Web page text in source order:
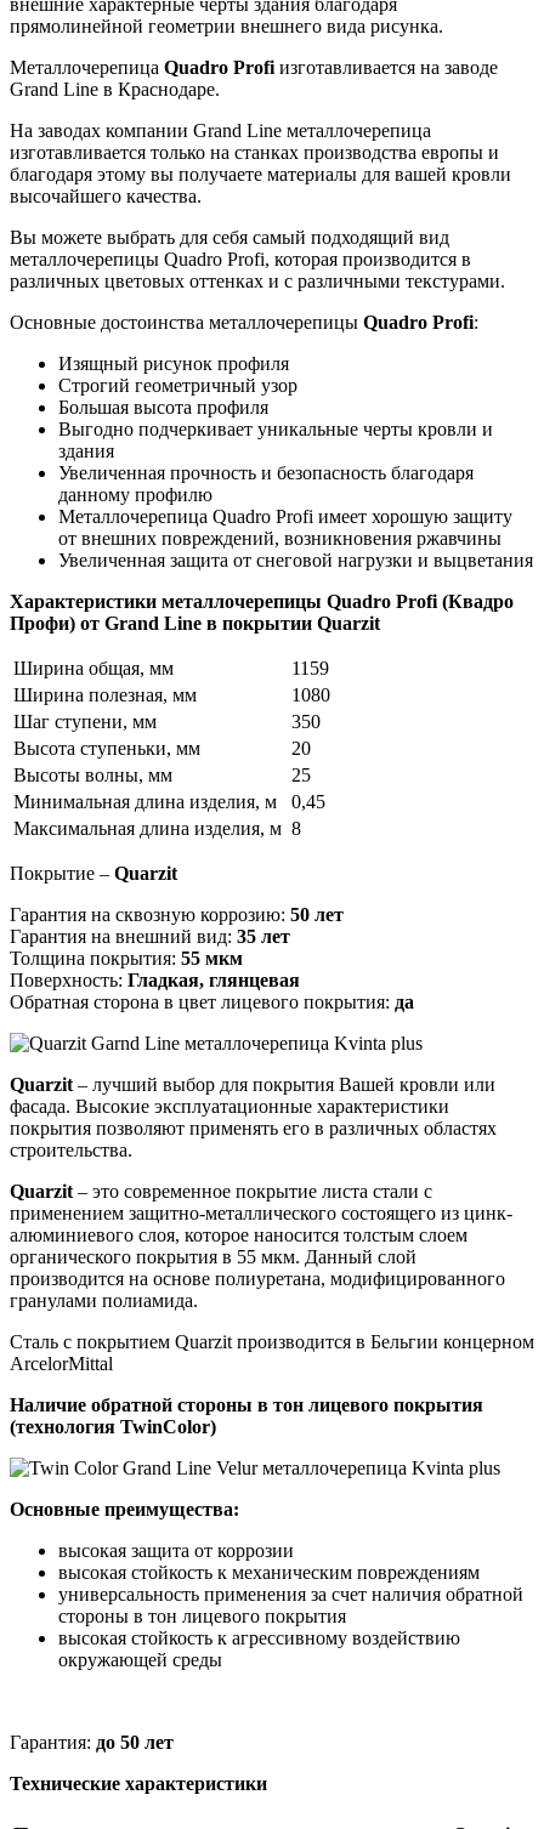
внешние характерные черты здания благодаря
прямолинейной геометрии внешнего вида рисунка.
Металлочерепица Quadro Profi изготавливается на заводе
Grand Line в Краснодаре.
На заводах компании Grand Line металлочерепица
изготавливается только на станках производства европы и
благодаря этому вы получаете материалы для вашей кровли
высочайшего качества.
Вы можете выбрать для себя самый подходящий вид
металлочерепицы Quadro Profi, которая производится в
различных цветовых оттенках и с различными текстурами.
Основные достоинства металлочерепицы Quadro Profi:
Изящный рисунок профиля
Строгий геометричный узор
Большая высота профиля
Выгодно подчеркивает уникальные черты кровли и
здания
Увеличенная прочность и безопасность благодаря
данному профилю
Металлочерепица Quadro Profi имеет хорошую защиту
от внешних повреждений, возникновения ржавчины
Увеличенная защита от снеговой нагрузки и выцветания
Характеристики металлочерепицы Quadro Profi (Квадро
Профи) от Grand Line в покрытии Quarzit
Ширина общая, мм
1159
Ширина полезная, мм
1080
Шаг ступени, мм
350
Высота ступеньки, мм
20
Высоты волны, мм
25
Минимальная длина изделия, м
0,45
Максимальная длина изделия, м 8
Покрытие – Quarzit
Гарантия на сквозную коррозию: 50 лет
Гарантия на внешний вид: 35 лет
Толщина покрытия: 55 мкм
Поверхность: Гладкая, глянцевая
Обратная сторона в цвет лицевого покрытия: да
Quarzit – лучший выбор для покрытия Вашей кровли или
фасада. Высокие эксплуатационные характеристики
покрытия позволяют применять его в различных областях
строительства.
Quarzit – это современное покрытие листа стали с
применением защитно-металлического состоящего из цинк-
алюминиевого слоя, которое наносится толстым слоем
органического покрытия в 55 мкм. Данный слой
производится на основе полиуретана, модифицированного
гранулами полиамида.
Сталь с покрытием Quarzit производится в Бельгии концерном
ArcelorMittal
Наличие обратной стороны в тон лицевого покрытия
(технология TwinColor)
Основные преимущества:
высокая защита от коррозии
высокая стойкость к механическим повреждениям
универсальность применения за счет наличия обратной
стороны в тон лицевого покрытия
высокая стойкость к агрессивному воздействию
окружающей среды
Гарантия: до 50 лет
Технические характеристики